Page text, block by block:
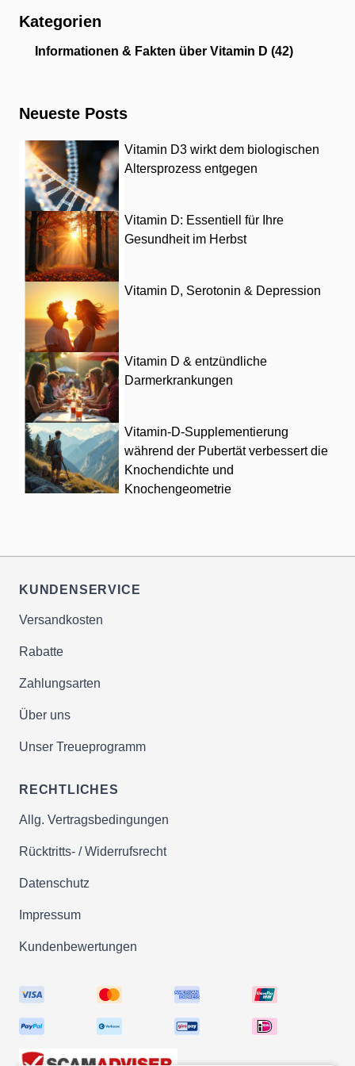
Kategorien
Informationen & Fakten über Vitamin D (42)
Neueste Posts
Vitamin D3 wirkt dem biologischen
Altersprozess entgegen
Vitamin D: Essentiell für Ihre
Gesundheit im Herbst
Vitamin D, Serotonin & Depression
Vitamin D & entzündliche
Darmerkrankungen
Vitamin-D-Supplementierung
während der Pubertät verbessert die
Knochendichte und
Knochengeometrie
KUNDENSERVICE
Versandkosten
Rabatte
Zahlungsarten
Über uns
Unser Treueprogramm
RECHTLICHES
Allg. Vertragsbedingungen
Rücktritts- / Widerrufsrecht
Datenschutz
Impressum
Kundenbewertungen